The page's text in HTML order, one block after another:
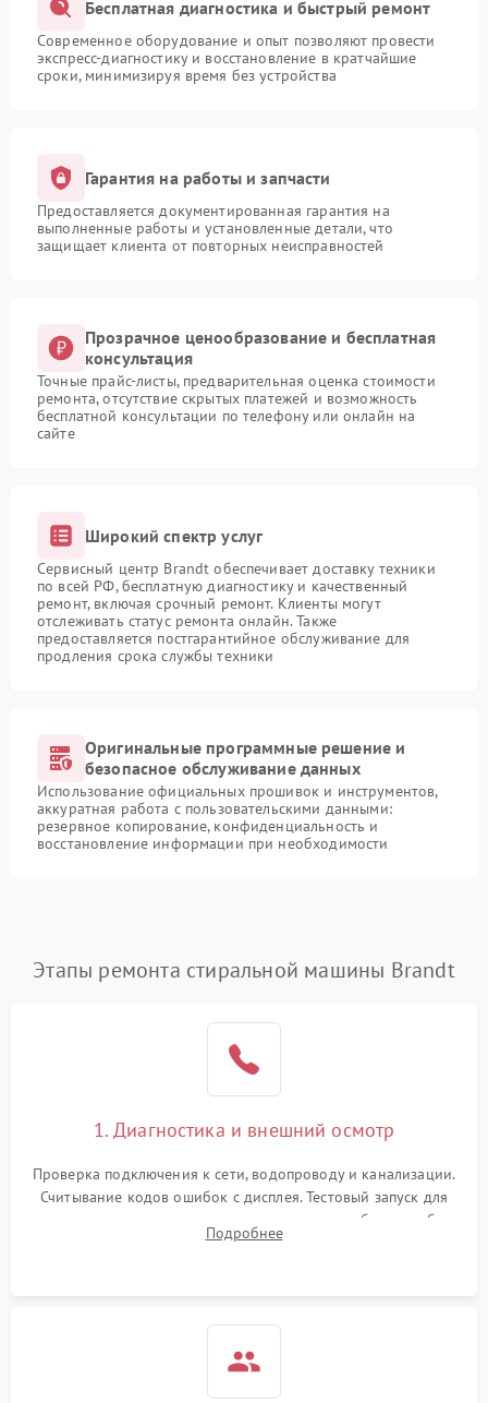
Бесплатная диагностика и быстрый ремонт
Современное оборудование и опыт позволяют провести
экспресс-диагностику и восстановление в кратчайшие
сроки, минимизируя время без устройства
Гарантия на работы и запчасти
Предоставляется документированная гарантия на
выполненные работы и установленные детали, что
защищает клиента от повторных неисправностей
Прозрачное ценообразование и бесплатная
консультация
Точные прайс-листы, предварительная оценка стоимости
ремонта, отсутствие скрытых платежей и возможность
бесплатной консультации по телефону или онлайн на
сайте
Широкий спектр услуг
Сервисный центр Brandt обеспечивает доставку техники
по всей РФ, бесплатную диагностику и качественный
ремонт, включая срочный ремонт. Клиенты могут
отслеживать статус ремонта онлайн. Также
предоставляется постгарантийное обслуживание для
продления срока службы техники
Оригинальные программные решение и
безопасное обслуживание данных
Использование официальных прошивок и инструментов,
аккуратная работа с пользовательскими данными:
резервное копирование, конфиденциальность и
восстановление информации при необходимости
Этапы ремонта стиральной машины Brandt
1. Диагностика и внешний осмотр
Проверка подключения к сети, водопроводу и канализации.
Считывание кодов ошибок с дисплея. Тестовый запуск для
выявления посторонних шумов, протечек или сбоев в работе
электронного модуля управления.
Подробнее